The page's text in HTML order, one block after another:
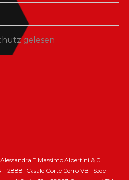
gelesen
E Massimo Albertini & C.
28881 Casale Corte Cerro VB | Sede